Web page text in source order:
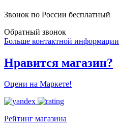
Звонок по России бесплатный
Обратный звонок
Больше контактной информации
Нравится магазин?
Оцени на Маркете!
Рейтинг магазина